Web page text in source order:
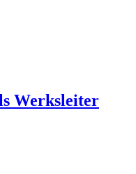
Werksleiter